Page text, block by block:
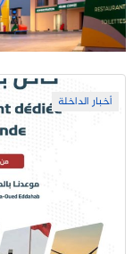
أخبار الداخلة